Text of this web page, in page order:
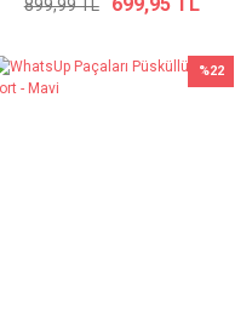
899,99 TL
%22